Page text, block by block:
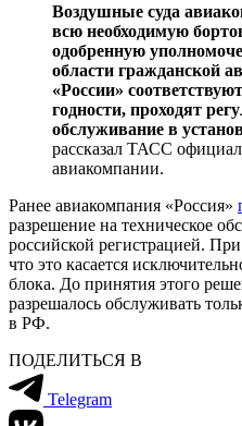
Воздушные суда
всю необходимую
одобренную
области гражданской
«России»
годности, проходят
обслуживание в
рассказал ТАСС
авиакомпании.
Ранее авиакомпания «Россия»
разрешение на техническое
российской регистрацией.
что это касается
блока. До принятия этого
разрешалось обслуживать
в РФ.
ПОДЕЛИТЬСЯ В
Telegram